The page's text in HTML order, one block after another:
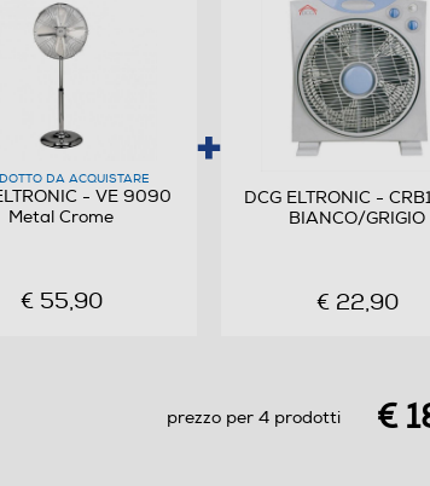
del prodotto
DA ACQUISTARE
- VE 9090
Metal Crome
€ 55,90
DCG ELTRONIC -
BIANCO/GRIGIO
€ 22,90
prezzo per 4 prodotti €